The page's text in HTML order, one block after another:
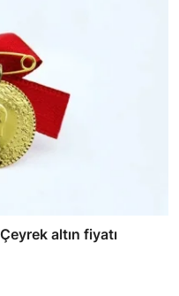
altın fiyatı